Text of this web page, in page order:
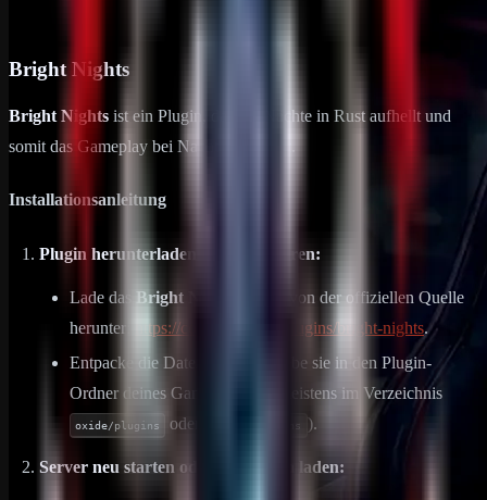
Bright Nights
Bright Nights ist ein Plugin, das die Nächte in Rust aufhellt und
somit das Gameplay bei Nacht verbessert.
Installationsanleitung
Plugin herunterladen und installieren:
Lade das Bright Nights
Plugin von der offiziellen Quelle
herunter:
https://codefling.com/plugins/bright-nights.
Entpacke die Datei und verschiebe sie in den Plugin-
Ordner deines Game-Servers (meistens im Verzeichnis
oxide/plugins oder carbon/plugins ).
Server neu starten oder das Plugin laden: